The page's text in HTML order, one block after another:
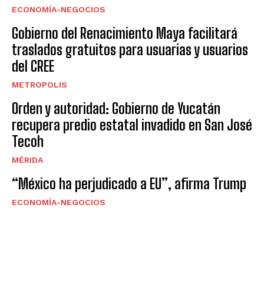
ECONOMÍA-NEGOCIOS
Gobierno del Renacimiento Maya facilitará
traslados gratuitos para usuarias y usuarios
del CREE
METROPOLIS
Orden y autoridad: Gobierno de Yucatán
recupera predio estatal invadido en San José
Tecoh
MÉRIDA
“México ha perjudicado a EU”, afirma Trump
ECONOMÍA-NEGOCIOS